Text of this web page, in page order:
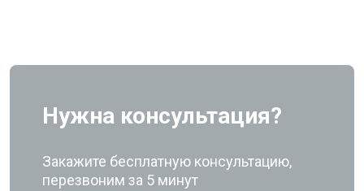
Нужна консультация?
Закажите бесплатную консультацию,
перезвоним за 5 минут